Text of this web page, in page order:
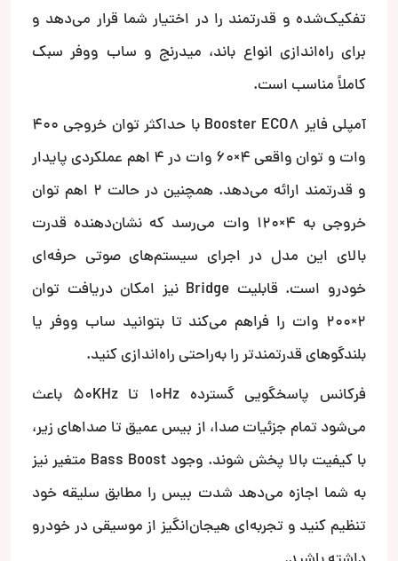
تفکیک‌شده و قدرتمند را در اختیار شما قرار می‌دهد و
برای راه‌اندازی انواع باند، میدرنج و ساب ووفر سبک
کاملاً مناسب است.
آمپلی فایر Booster ECO8 با حداکثر توان خروجی 400
وات و توان واقعی 4×60 وات در 4 اهم عملکردی پایدار
و قدرتمند ارائه می‌دهد. همچنین در حالت 2 اهم توان
خروجی به 4×120 وات می‌رسد که نشان‌دهنده قدرت
بالای این مدل در اجرای سیستم‌های صوتی حرفه‌ای
خودرو است. قابلیت Bridge نیز امکان دریافت توان
2×200 وات را فراهم می‌کند تا بتوانید ساب ووفر یا
بلندگوهای قدرتمندتر را به‌راحتی راه‌اندازی کنید.
فرکانس پاسخگویی گسترده 10Hz تا 50KHz باعث
می‌شود تمام جزئیات صدا، از بیس عمیق تا صداهای زیر،
با کیفیت بالا پخش شوند. وجود Bass Boost متغیر نیز
به شما اجازه می‌دهد شدت بیس را مطابق سلیقه خود
تنظیم کنید و تجربه‌ای هیجان‌انگیز از موسیقی در خودرو